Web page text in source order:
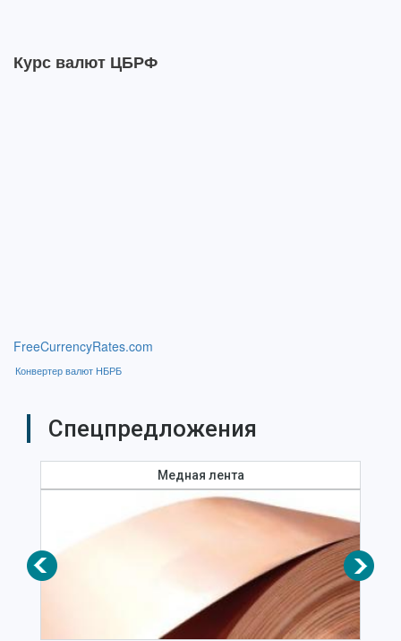
Курс валют ЦБРФ
FreeCurrencyRates.com
Конвертер валют НБРБ
Спецпредложения
Медная лента